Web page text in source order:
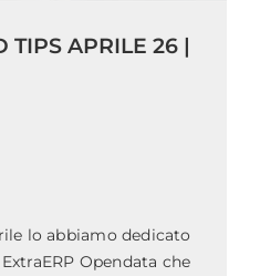
TIPS APRILE 26 |
lo abbiamo dedicato
Opendata che